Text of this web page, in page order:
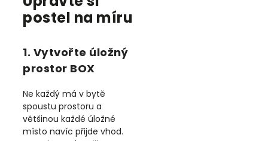
postel na míru
1. Vytvořte úložný
prostor BOX
Ne každý má v bytě
spoustu prostoru a
většinou každé úložné
místo navíc přijde vhod.